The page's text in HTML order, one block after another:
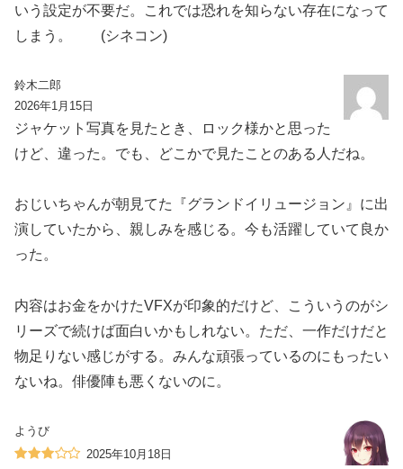
いう設定が不要だ。これでは恐れを知らない存在になって
しまう。 (シネコン)
鈴木二郎
2026年1月15日
ジャケット写真を見たとき、ロック様かと思った
けど、違った。でも、どこかで見たことのある人だね。
おじいちゃんが朝見てた『グランドイリュージョン』に出
演していたから、親しみを感じる。今も活躍していて良か
った。
内容はお金をかけたVFXが印象的だけど、こういうのがシ
リーズで続けば面白いかもしれない。ただ、一作だけだと
物足りない感じがする。みんな頑張っているのにもったい
ないね。俳優陣も悪くないのに。
ようび
2025年10月18日